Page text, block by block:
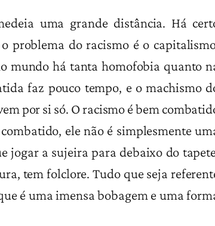
uma grande distância. Há
problema do racismo é o
mundo há tanta homofobia quanto
faz pouco tempo, e o machismo
por si só. O racismo é bem
ele não é simplesmente
jogar a sujeira para debaixo do
tem folclore. Tudo que seja
é uma imensa bobagem e uma